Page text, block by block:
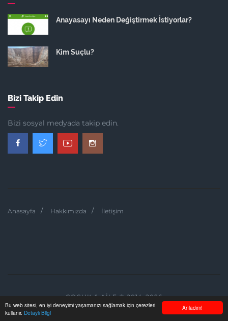
Anladım!
Bu web sitesi, en iyi deneyimi yaşamanızı sağlamak için çerezleri
kullanır. Detaylı Bilgi
Anayasayı Neden Değiştirmek İstiyorlar?
Kim Suçlu?
Bizi Takip Edin
Bizi sosyal medyada takip edin.
Anasayfa Hakkımızda İletişim
ÇOCUK & AILE © 2014-2026